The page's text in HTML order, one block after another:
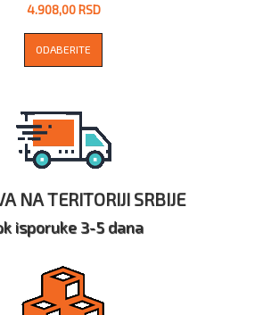
4.908,00 RSD
ODABERITE
NA TERITORIJI SRBIJE
isporuke 3-5 dana